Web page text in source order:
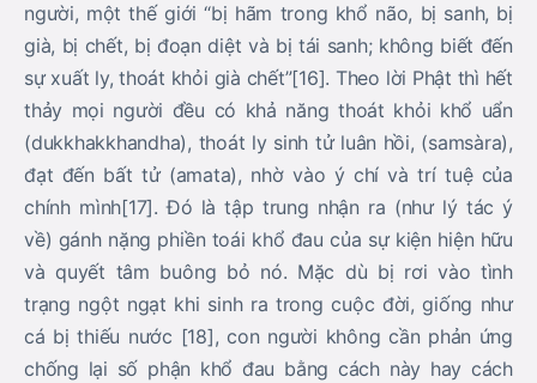
người, một thế giới “bị hãm trong khổ não, bị sanh, bị
già, bị chết, bị đoạn diệt và bị tái sanh; không biết đến
sự xuất ly, thoát khỏi già chết”[16]. Theo lời Phật thì hết
thảy mọi người đều có khả năng thoát khỏi khổ uẩn
(dukkhakkhandha), thoát ly sinh tử luân hồi, (samsàra),
đạt đến bất tử (amata), nhờ vào ý chí và trí tuệ của
chính mình[17]. Đó là tập trung nhận ra (như lý tác ý
về) gánh nặng phiền toái khổ đau của sự kiện hiện hữu
và quyết tâm buông bỏ nó. Mặc dù bị rơi vào tình
trạng ngột ngạt khi sinh ra trong cuộc đời, giống như
cá bị thiếu nước [18], con người không cần phản ứng
chống lại số phận khổ đau bằng cách này hay cách